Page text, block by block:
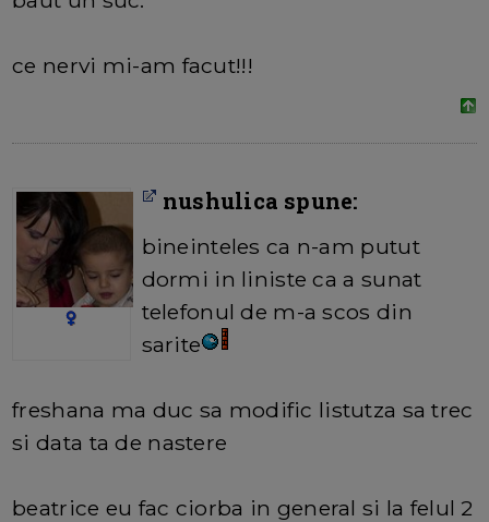
ce nervi mi-am facut!!!
nushulica spune:
bineinteles ca n-am putut
dormi in liniste ca a sunat
telefonul de m-a scos din
sarite
freshana ma duc sa modific listutza sa trec
si data ta de nastere
beatrice eu fac ciorba in general si la felul 2